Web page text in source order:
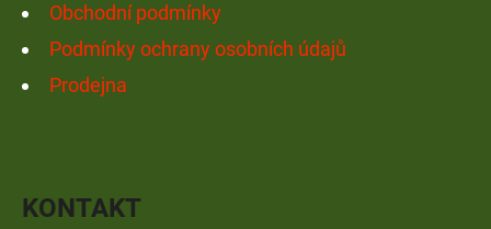
Obchodní podmínky
Podmínky ochrany osobních údajů
Prodejna
KONTAKT